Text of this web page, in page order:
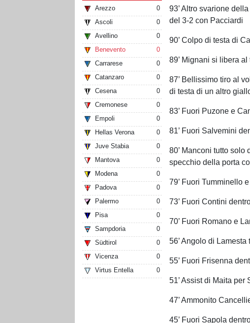
Arezzo
0
Ascoli
0
Avellino
0
Benevento
0
Carrarese
0
Catanzaro
0
Cesena
0
Cremonese
0
Empoli
0
Hellas Verona
0
Juve Stabia
0
Mantova
0
Modena
0
Padova
0
Palermo
0
Pisa
0
Sampdoria
0
Südtirol
0
Vicenza
0
Virtus Entella
0
93’ Altro svarione
del 3-2 con Pacciardi
90’ Colpo di testa di
89’ Mignani si libera
87’ Bellissimo tiro al
di testa di un altro
83’ Fuori Puzone e
81’ Fuori Salvemini
80’ Manconi tutto
specchio della porta
79’ Fuori Tumminello
73’ Fuori Contini
70’ Fuori Romano e
56’ Angolo di
55’ Fuori Frisenna
51’ Assist di Maita
47’ Ammonito
45’ Fuori Sapola